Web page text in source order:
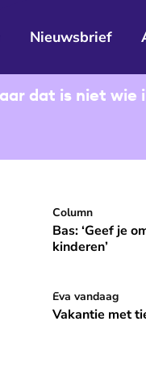
Nieuwsbrief
dat is niet wie
in mijn camper
Bas: ‘Geef je
Column
Bas: ‘Geef je
kinderen’
nog wat'
Vakantie met
Eva vandaag
Vakantie met